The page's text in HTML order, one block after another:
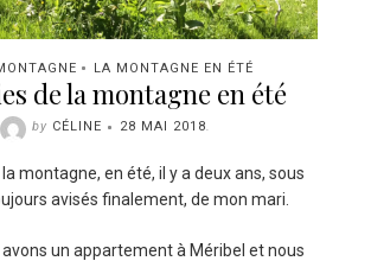
LA MONTAGNE EN ÉTÉ
de la montagne en été
by CÉLINE 28 MAI 2018.
montagne, en été, il y a deux ans, sous
avisés finalement, de mon mari.
un appartement à Méribel et nous